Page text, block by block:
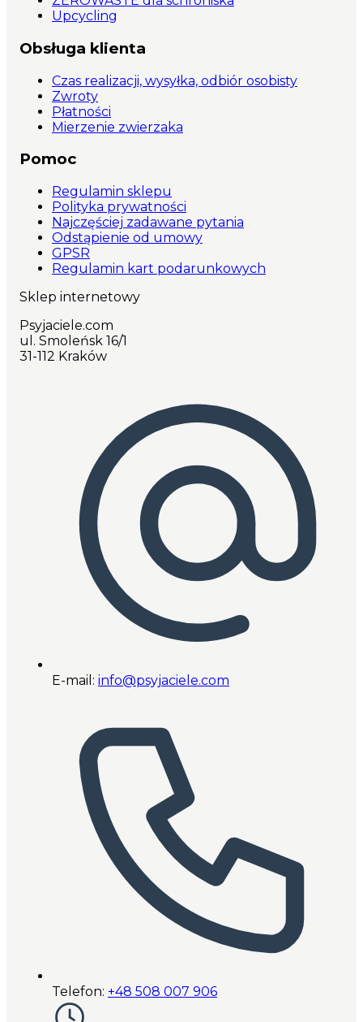
Upcycling
Obsługa klienta
Czas realizacji, wysyłka, odbiór osobisty
Zwroty
Płatności
Mierzenie zwierzaka
Pomoc
Regulamin sklepu
Polityka prywatności
Najczęściej zadawane pytania
Odstąpienie od umowy
GPSR
Regulamin kart podarunkowych
Sklep internetowy
Psyjaciele.com
ul. Smoleńsk 16/1
31-112 Kraków
E-mail: info@psyjaciele.com
Telefon: +48 508 007 906